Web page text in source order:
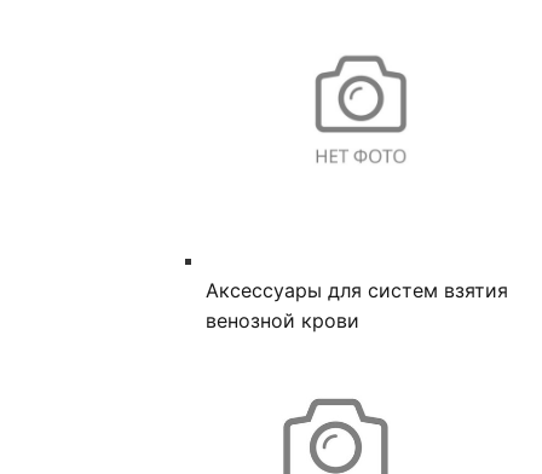
Аксессуары для систем взятия
венозной крови